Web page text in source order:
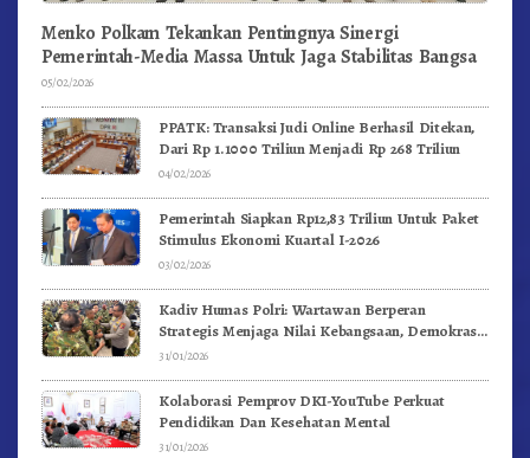
Menko Polkam Tekankan Pentingnya Sinergi
Pemerintah-Media Massa Untuk Jaga Stabilitas Bangsa
05/02/2026
PPATK: Transaksi Judi Online Berhasil Ditekan,
Dari Rp 1.1000 Triliun Menjadi Rp 268 Triliun
04/02/2026
Pemerintah Siapkan Rp12,83 Triliun Untuk Paket
Stimulus Ekonomi Kuartal I-2026
03/02/2026
Kadiv Humas Polri: Wartawan Berperan
Strategis Menjaga Nilai Kebangsaan, Demokrasi,
dan NKRI
31/01/2026
Kolaborasi Pemprov DKI-YouTube Perkuat
Pendidikan Dan Kesehatan Mental
31/01/2026